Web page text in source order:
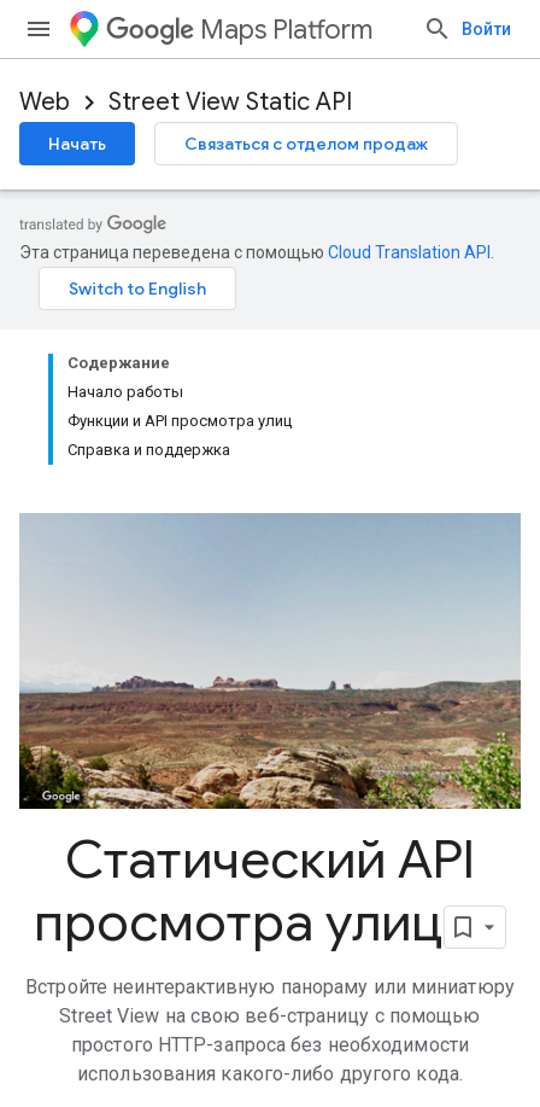
Maps Platform Войти
Web Street View Static API
Начать Связаться с отделом продаж
Эта страница переведена с помощью Cloud Translation API
Содержание
Начало работы
Функции и API просмотра улиц
Справка и поддержка
Статический API
просмотра улиц
Встройте неинтерактивную панораму или миниатюру
Street View на свою веб-страницу с помощью
простого HTTP-запроса без необходимости
использования какого-либо другого кода.